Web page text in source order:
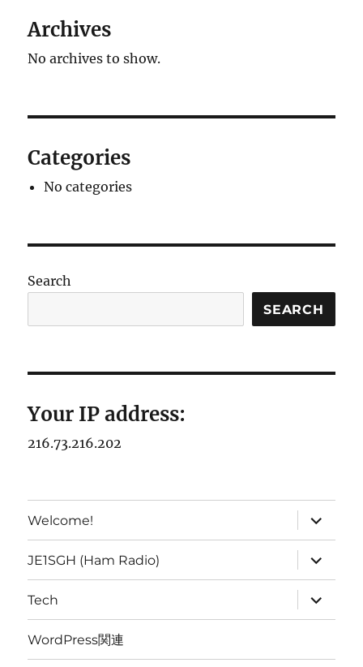
Archives
No archives to show.
Categories
No categories
Search
SEARCH
Your IP address:
216.73.216.202
Welcome!
expand
child
menu
JE1SGH (Ham Radio)
expand
child
menu
Tech
expand
child
menu
WordPress関連